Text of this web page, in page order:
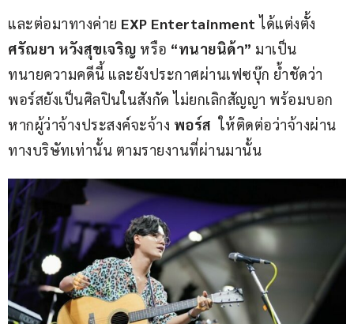
และต่อมาทางค่าย EXP Entertainment ได้แต่งตั้ง
ศรัณยา หวังสุขเจริญ หรือ “ทนายนิด้า” มาเป็น
ทนายความคดีนี้ และยังประกาศผ่านเฟซบุ๊ก ย้ำชัดว่า
พอร์สยังเป็นศิลปินในสังกัด ไม่ยกเลิกสัญญา พร้อมบอก
หากผู้ว่าจ้างประสงค์จะจ้าง พอร์ส ให้ติดต่อว่าจ้างผ่าน
ทางบริษัทเท่านั้น ตามรายงานที่ผ่านมานั้น